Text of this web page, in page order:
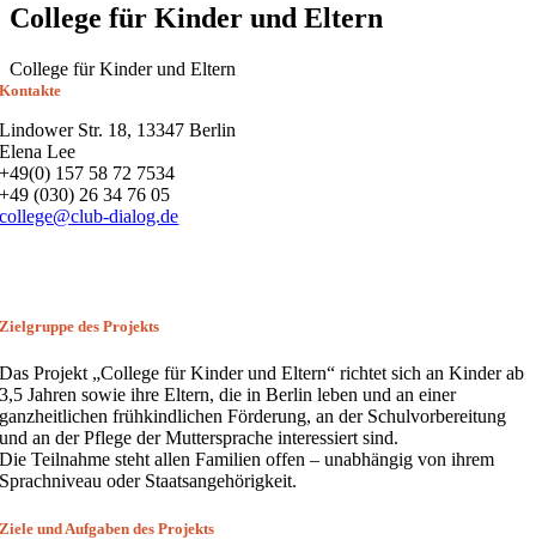
College für Kinder und Eltern
College für Kinder und Eltern
Kontakte
Lindower Str. 18, 13347 Berlin
Elena Lee
+49(0) 157 58 72 7534
+49 (030) 26 34 76 05
college@club-dialog.de
Zielgruppe des Projekts
Das Projekt „College für Kinder und Eltern“ richtet sich an Kinder ab
3,5 Jahren sowie ihre Eltern, die in Berlin leben und an einer
ganzheitlichen frühkindlichen Förderung, an der Schulvorbereitung
und an der Pflege der Muttersprache interessiert sind.
Die Teilnahme steht allen Familien offen – unabhängig von ihrem
Sprachniveau oder Staatsangehörigkeit.
Ziele und Aufgaben des Projekts